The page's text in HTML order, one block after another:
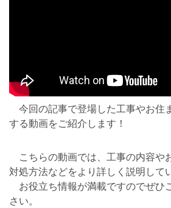
今回の記事で登場した工事やお住
する動画をご紹介します！
こちらの動画では、工事の内容や
対処方法などをより詳しく説明して
お役立ち情報が満載ですのでぜひ
さい。